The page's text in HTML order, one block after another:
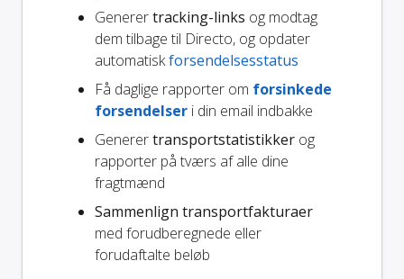
Generertracking-links og modtag
dem tilbage til Directo, og opdater
automatiskforsendelsesstatus
Få daglige rapporter om forsinkede
forsendelser i din email indbakke
Generertransportstatistikker og
rapporter på tværs af alle dine
fragtmænd
Sammenlign transportfakturaer
med forudberegnede eller
forudaftalte beløb